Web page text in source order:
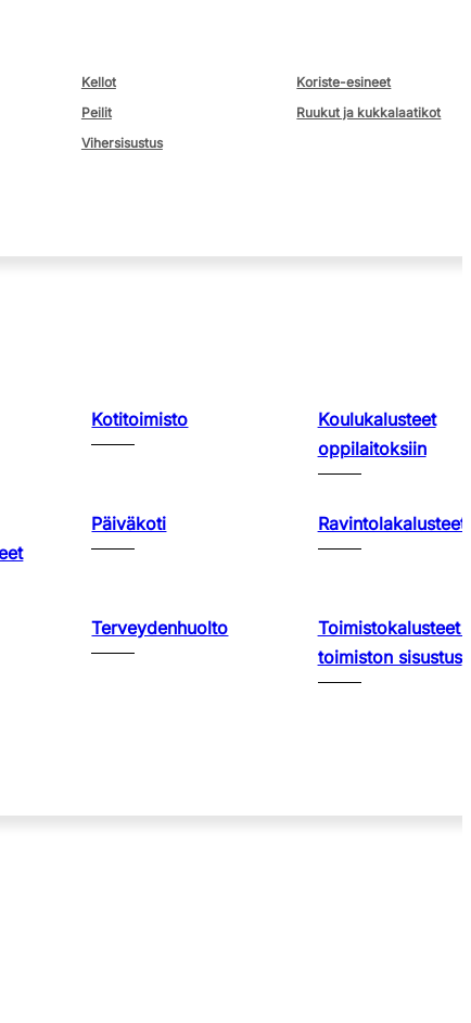
Kellot
Koriste-esineet
Peilit
Ruukut ja kukkalaatikot
Vihersisustus
Kotitoimisto
Koulukalusteet
oppilaitoksiin
Päiväkoti Ravintolakalusteet
Terveydenhuolto
Toimistokalusteet
toimiston sisustus